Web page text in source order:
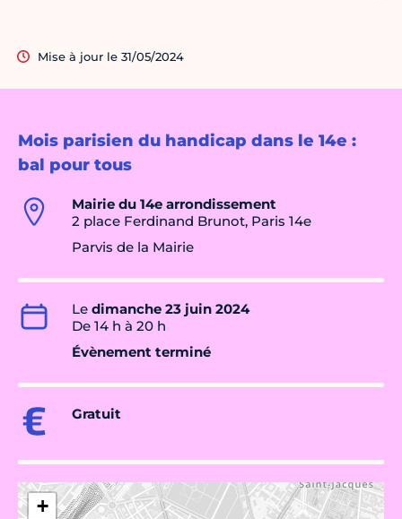
Mois parisien du handicap dans le 14e :
bal pour tous
Mairie du 14e arrondissement
2 place Ferdinand Brunot, Paris 14e
Parvis de la Mairie
Le dimanche 23 juin 2024
De 14 h à 20 h
Évènement terminé
Gratuit
+
Mise à jour le 31/05/2024